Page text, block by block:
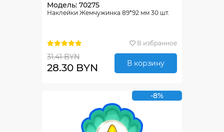
Модель: 70275
Наклейки Жемчужинка 89*92 мм 30 шт.
В избранное
31.41 BYN
28.30 BYN В корзину
-8%